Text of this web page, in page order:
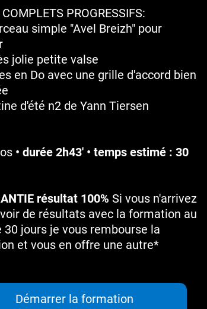
PROGRESSIFS:
simple "Avel Breizh" pour
jolie petite valse
en Do avec une grille d'accord bien
d'été n2 de Yann Tiersen
• durée 2h43' • temps estimé : 30
résultat 100% Si vous n'arrivez
de résultats avec la formation au
30 jours je vous rembourse la
et vous en offre une autre*
Démarrer la formation